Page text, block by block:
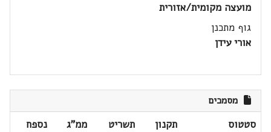
מועצה מקומית/אזורית
גוף מתכנן
אורי עידן
מסמכים
סטטוס תקנון תשריט ממ"ג
נספח